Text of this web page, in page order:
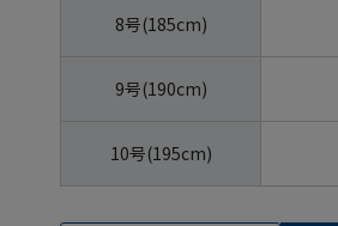
8号(185cm)
9号(190cm)
10号(195cm)